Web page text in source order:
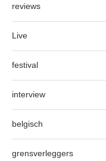
reviews
Live
festival
interview
belgisch
grensverleggers